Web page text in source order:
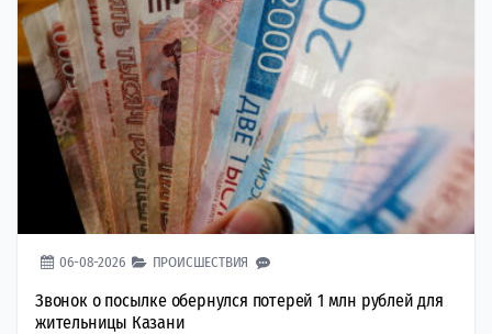
06-08-2026 ПРОИСШЕСТВИЯ
Звонок о посылке обернулся потерей 1 млн рублей для
жительницы Казани